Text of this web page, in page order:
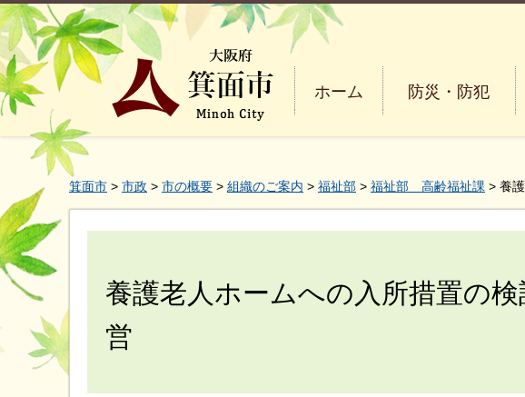
大阪府箕面市 Minoh
ホーム 防災・防犯
箕面市 > 市政 > 市の概要 > 組織のご案内 > 福祉部 > 福祉部 高齢福祉課 > 養
養護老人ホームへの入所措置の検
営